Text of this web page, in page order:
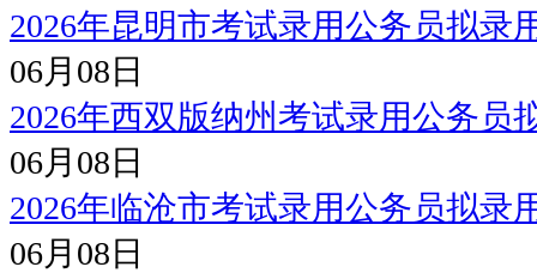
2026年昆明市考试录用公务员拟录
06月08日
2026年西双版纳州考试录用公务员
06月08日
2026年临沧市考试录用公务员拟录
06月08日